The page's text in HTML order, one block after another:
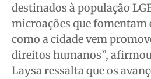
destinados à população
microações que fomentam
como a cidade vem
direitos humanos”,
Laysa ressalta que os